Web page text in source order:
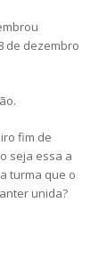
de dezembro
fim de
seja essa a
turma que o
unida?